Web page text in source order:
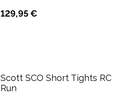
129,95 €
Scott SCO Short Tights RC
Run